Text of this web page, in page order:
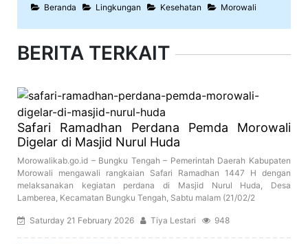
Beranda
Lingkungan Kesehatan Morowali
BERITA TERKAIT
Safari Ramadhan Perdana Pemda Morowali
Digelar di Masjid Nurul Huda
Morowalikab.go.id – Bungku Tengah – Pemerintah Daerah Kabupaten
Morowali mengawali rangkaian Safari Ramadhan 1447 H dengan
melaksanakan kegiatan perdana di Masjid Nurul Huda, Desa
Lamberea, Kecamatan Bungku Tengah, Sabtu malam (21/02/2
Saturday 21 February 2026 Tiya Lestari 948